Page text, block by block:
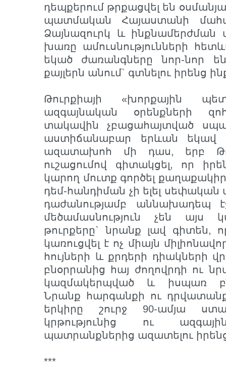
դեպքերում թրքացվել են
պատմական Հայաստանի
Ձայնազուրկ և ինքնամերժման
խառը ամուսնությունների
եկած ժառանգները նոր-նոր
քայլերն անում` գտնելու իրենց
Թուրքիայի «խորքային
ազգայնական օրենքների
տակավին չբացահայտված
աստիճանաբար երևան եկավ
ազատախոհ մի դաս, երբ
ուշացումով գիտակցել, որ
կարող մուտք գործել
դեմ-հանդիման չի ելել սեփական
դաժանությամբ աննախադեպ
մեծամասնություն չեն
թուրքերը` նրանք լավ գիտեն,
կառուցվել է ոչ միայն
հույների և քրդերի դիակների
բնօրրանից հայ ժողովրդի ու
կազմակերպված և իսպառ
Նրանք հարգանքի ու
երկիրը շուրջ 90-ամյա
կրթությունից ու
պատրանքներից ազատելու
***